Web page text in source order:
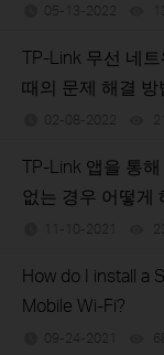
05-13-2022
TP-Link 무선 네
때의 문제 해결 방
02-08-2022
TP-Link 앱을 통
없는 경우 어떻게
11-10-2021
How do I install a
Mobile Wi-Fi?
09-24-2021